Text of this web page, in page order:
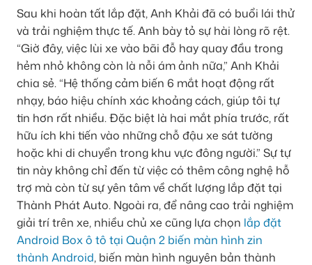
Sau khi hoàn tất lắp đặt, Anh Khải đã có buổi lái thử
và trải nghiệm thực tế. Anh bày tỏ sự hài lòng rõ rệt.
“Giờ đây, việc lùi xe vào bãi đỗ hay quay đầu trong
hẻm nhỏ không còn là nỗi ám ảnh nữa,” Anh Khải
chia sẻ. “Hệ thống cảm biến 6 mắt hoạt động rất
nhạy, báo hiệu chính xác khoảng cách, giúp tôi tự
tin hơn rất nhiều. Đặc biệt là hai mắt phía trước, rất
hữu ích khi tiến vào những chỗ đậu xe sát tường
hoặc khi di chuyển trong khu vực đông người.” Sự tự
tin này không chỉ đến từ việc có thêm công nghệ hỗ
trợ mà còn từ sự yên tâm về chất lượng lắp đặt tại
Thành Phát Auto. Ngoài ra, để nâng cao trải nghiệm
giải trí trên xe, nhiều chủ xe cũng lựa chọn lắp đặt
Android Box ô tô tại Quận 2 biến màn hình zin
thành Android, biến màn hình nguyên bản thành